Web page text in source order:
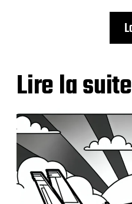
Lire la suite